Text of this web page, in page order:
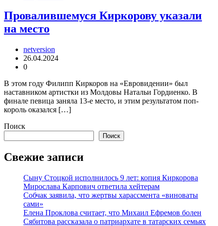
Провалившемуся Киркорову указали
на место
netversion
26.04.2024
0
В этом году Филипп Киркоров на «Евровидении» был
наставником артистки из Молдовы Натальи Гордиенко. В
финале певица заняла 13-е место, и этим результатом поп-
король оказался […]
Поиск
Поиск
Свежие записи
Сыну Стоцкой исполнилось 9 лет: копия Киркорова
Мирослава Карпович ответила хейтерам
Собчак заявила, что жертвы харассмента «виноваты
сами»
Елена Проклова считает, что Михаил Ефремов болен
Сябитова рассказала о патриархате в татарских семьях